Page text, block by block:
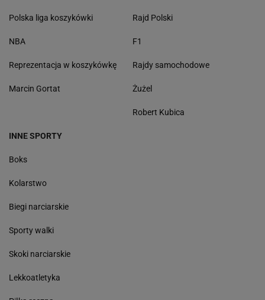
Polska liga koszykówki
NBA
Reprezentacja w koszykówkę
Marcin Gortat
Rajd Polski
F1
Rajdy samochodowe
Żużel
Robert Kubica
INNE SPORTY
Boks
Kolarstwo
Biegi narciarskie
Sporty walki
Skoki narciarskie
Lekkoatletyka